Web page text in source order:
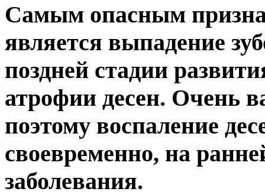
Самым опасным
является выпадение
поздней стадии
атрофии десен. Очень
поэтому воспаление
своевременно, на
заболевания.